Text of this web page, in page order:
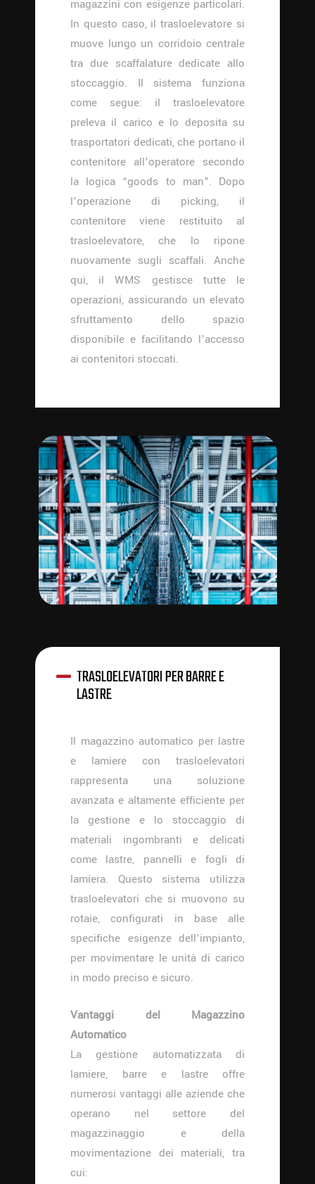
magazzini con esigenze particolari.
In questo caso, il trasloelevatore si
muove lungo un corridoio centrale
tra due scaffalature dedicate allo
stoccaggio. Il sistema funziona
come segue: il trasloelevatore
preleva il carico e lo deposita su
trasportatori dedicati, che portano il
contenitore all’operatore secondo
la logica “goods to man”. Dopo
l’operazione di picking, il
contenitore viene restituito al
trasloelevatore, che lo ripone
nuovamente sugli scaffali. Anche
qui, il WMS gestisce tutte le
operazioni, assicurando un elevato
sfruttamento dello spazio
disponibile e facilitando l’accesso
ai contenitori stoccati.
TRASLOELEVATORI PER BARRE E
LASTRE
Il magazzino automatico per lastre
e lamiere con trasloelevatori
rappresenta una soluzione
avanzata e altamente efficiente per
la gestione e lo stoccaggio di
materiali ingombranti e delicati
come lastre, pannelli e fogli di
lamiera. Questo sistema utilizza
trasloelevatori che si muovono su
rotaie, configurati in base alle
specifiche esigenze dell’impianto,
per movimentare le unità di carico
in modo preciso e sicuro.
Vantaggi del Magazzino
Automatico
La gestione automatizzata di
lamiere, barre e lastre offre
numerosi vantaggi alle aziende che
operano nel settore del
magazzinaggio e della
movimentazione dei materiali, tra
cui: